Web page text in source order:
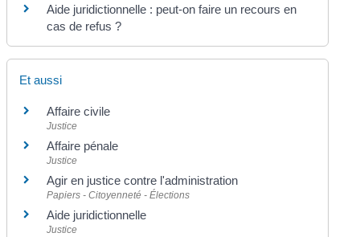
Aide juridictionnelle : peut-on faire un recours en
cas de refus ?
Et aussi
Affaire civile
Justice
Affaire pénale
Justice
Agir en justice contre l'administration
Papiers - Citoyenneté - Élections
Aide juridictionnelle
Justice